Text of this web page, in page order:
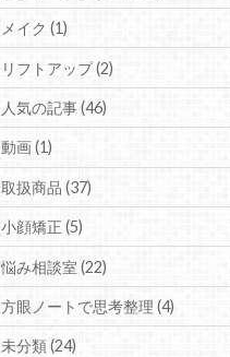
メイク (1)
リフトアップ (2)
人気の記事 (46)
動画 (1)
取扱商品 (37)
小顔矯正 (5)
悩み相談室 (22)
方眼ノートで思考整理 (4)
未分類 (24)